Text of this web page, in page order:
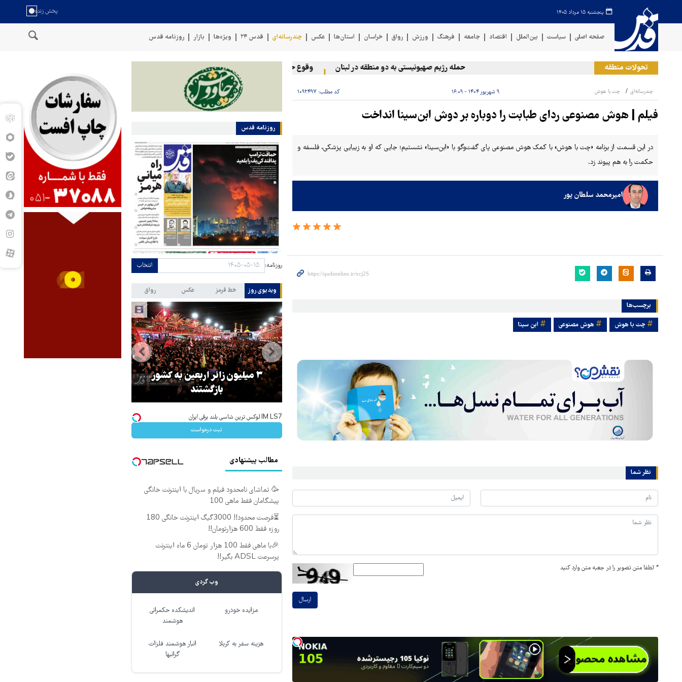
پنجشنبه ۱۵ مرداد ۱۴۰۵
صفحه اصلی سیاست بین‌الملل اقتصاد جامعه فرهنگ ورزش رواق خراسان استان‌ها عکس چندرسانه‌ای قدس ۲۴ ویژه‌ها بازار روزنامه قدس
تحولات منطقه حمله رژیم صهیونیستی به دو منطقه در لبنان وقوع حادثه دریایی در سواحل عمان
چندرسانه‌ای چت با هوش ۹ شهریور ۱۴۰۴ - ۱۶:۰۹ کد مطلب: ۱۰۹۲۴۹۷
فیلم | هوش مصنوعی ردای طبابت را دوباره بر دوش ابن‌سینا انداخت
در این قسمت از برنامه «چت با هوش» با کمک هوش مصنوعی پای گفت‌وگو با «ابن‌سینا» نشستیم؛ جایی که او به زیبایی پزشکی، فلسفه و
حکمت را به هم پیوند زد.
امیرمحمد سلطان پور
برچسب‌ها
چت با هوش هوش مصنوعی ابن سینا
نظر شما
* لطفا متن تصویر را در جعبه متن وارد کنید
ارسال
روزنامه قدس
روزنامه: انتخاب
ویدیوی روز خط قرمز عکس رواق
در منطقه درمانده کرد
ترامپ نماد فساد، اقتدارگرایی و
جنگ‌طلبی است!
۳ میلیون زائر اربعین به کشور
بازگشتند
IM LS7 لوکس ترین شاسی بلند برقی ایران
ثبت درخواست
مطالب پیشنهادی
🥳 تماشای نامحدود فیلم و سریال با اینترنت خانگی
پیشگامان فقط ماهی 100
⏳فرصت محدود!! 3000گیگ اینترنت خانگی 180
روزه فقط 600 هزارتومان!!
🎉با ماهی فقط 100 هزار تومان 6 ماه اینترنت
پرسرعت ADSL بگیر!!
وب گردی
مزایده خودرو
اندیشکده حکمرانی
هوشمند
هزینه سفر به کربلا
انبار هوشمند فلزات
گرانبها